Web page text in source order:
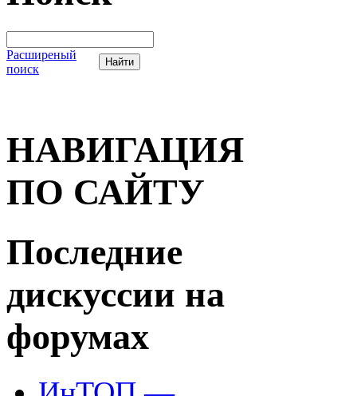
Расширеный
поиск
НАВИГАЦИЯ
ПО САЙТУ
Последние
дискуссии на
форумах